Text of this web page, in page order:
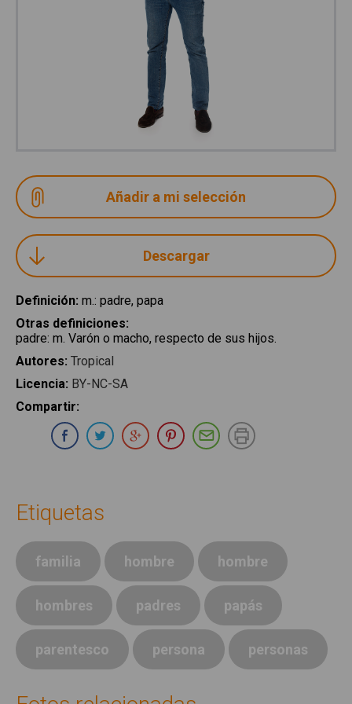
Descargar
Definición: m.: padre, papa
Otras definiciones:
padre: m. Varón o macho, respecto de sus hijos.
Autores: Tropical
Licencia: BY-NC-SA
Compartir:
Compartir en Whatsapp
Compartir en Facebook
Compartir en Twitter
Compartir en Google Plus
Compartir en Pinterest
Compartir por E-
Etiquetas
familia hombre hombre
hombres padres papás
parentesco persona personas